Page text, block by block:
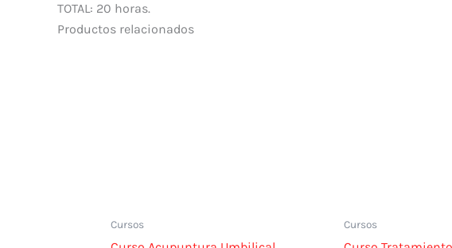
TOTAL: 20 horas.
Productos relacionados
Cursos Cursos